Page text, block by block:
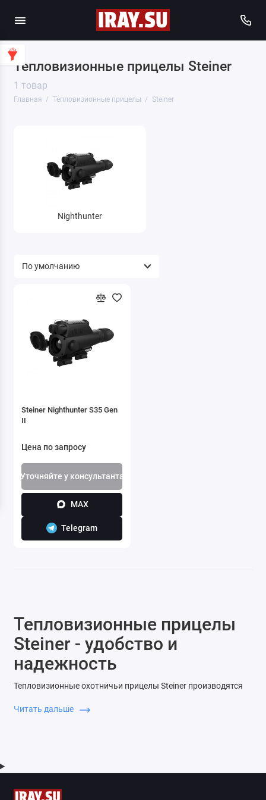
Тепловизионные прицелы Steiner
1 товар
Главная Тепловизионные прицелы Steiner
Nighthunter
Steiner Nighthunter S35 Gen
II
Цена по запросу
Уточняйте у консультанта
MAX
Telegram
Тепловизионные прицелы
Steiner - удобство и
надежность
Тепловизионные охотничьи прицелы Steiner производятся
изготовлении оптического и инфракрасного оборудования.
выдерживают отдачу крупных калибров, что обеспечивает
Читать дальше